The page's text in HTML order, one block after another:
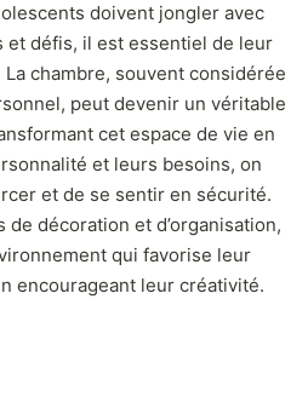
doivent jongler avec
et défis, il est essentiel de leur
chambre, souvent considérée
peut devenir un véritable
cet espace de vie en
et leurs besoins, on
et de se sentir en sécurité.
de décoration et d’organisation,
qui favorise leur
encourageant leur créativité.